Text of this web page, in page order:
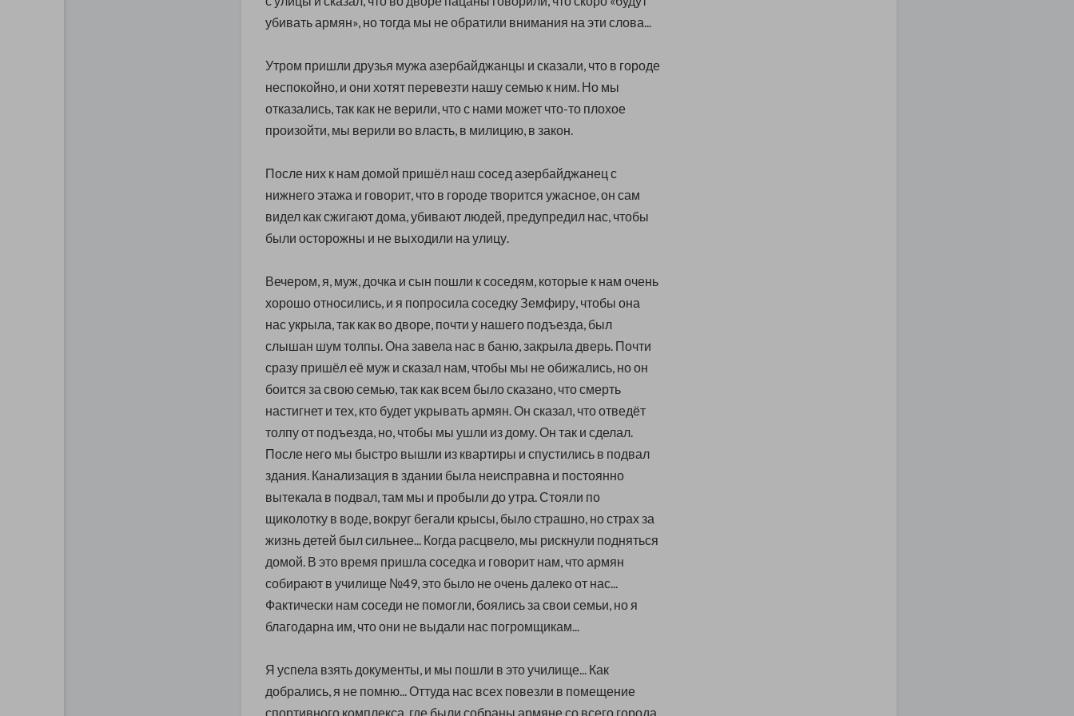
убивать армян», но тогда мы не обратили внимания на эти слова...
Утром пришли друзья мужа азербайджанцы и сказали, что в городе
неспокойно, и они хотят перевезти нашу семью к ним. Но мы
отказались, так как не верили, что с нами может что-то плохое
произойти, мы верили во власть, в милицию, в закон.
После них к нам домой пришёл наш сосед азербайджанец с
нижнего этажа и говорит, что в городе творится ужасное, он сам
видел как сжигают дома, убивают людей, предупредил нас, чтобы
были осторожны и не выходили на улицу.
Вечером, я, муж, дочка и сын пошли к соседям, которые к нам очень
хорошо относились, и я попросила соседку Земфиру, чтобы она
нас укрыла, так как во дворе, почти у нашего подъезда, был
слышан шум толпы. Она завела нас в баню, закрыла дверь. Почти
сразу пришёл её муж и сказал нам, чтобы мы не обижались, но он
боится за свою семью, так как всем было сказано, что смерть
настигнет и тех, кто будет укрывать армян. Он сказал, что отведёт
толпу от подъезда, но, чтобы мы ушли из дому. Он так и сделал.
После него мы быстро вышли из квартиры и спустились в подвал
здания. Канализация в здании была неисправна и постоянно
вытекала в подвал, там мы и пробыли до утра. Стояли по
щиколотку в воде, вокруг бегали крысы, было страшно, но страх за
жизнь детей был сильнее... Когда расцвело, мы рискнули подняться
домой. В это время пришла соседка и говорит нам, что армян
собирают в училище №49, это было не очень далеко от нас...
Фактически нам соседи не помогли, боялись за свои семьи, но я
благодарна им, что они не выдали нас погромщикам...
Я успела взять документы, и мы пошли в это училище... Как
добрались, я не помню... Оттуда нас всех повезли в помещение
спортивного комплекса, где были собраны армяне со всего города